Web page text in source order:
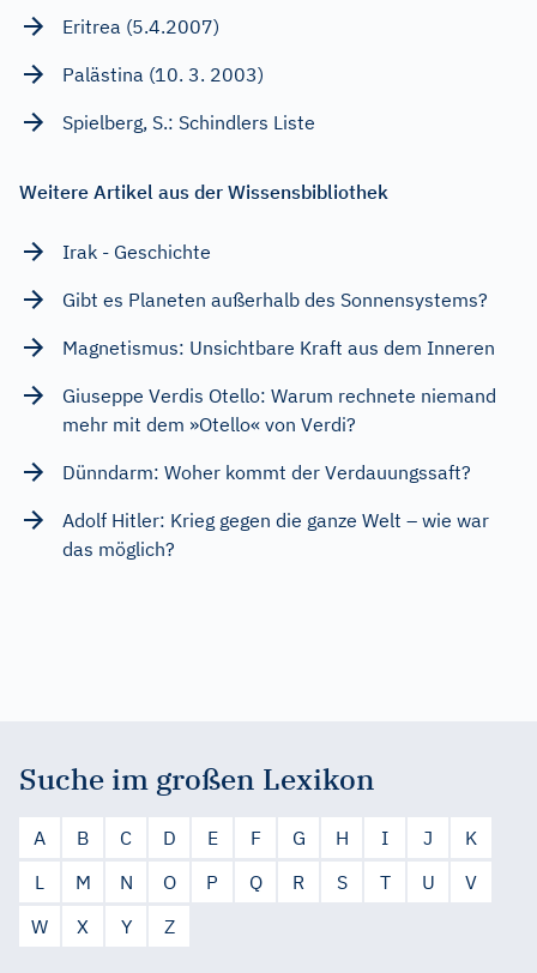
Eritrea (5.4.2007)
Palästina (10. 3. 2003)
Spielberg, S.: Schindlers Liste
Weitere Artikel aus der Wissensbibliothek
Irak - Geschichte
Gibt es Planeten außerhalb des Sonnensystems?
Magnetismus: Unsichtbare Kraft aus dem Inneren
Giuseppe Verdis Otello: Warum rechnete niemand
mehr mit dem »Otello« von Verdi?
Dünndarm: Woher kommt der Verdauungssaft?
Adolf Hitler: Krieg gegen die ganze Welt – wie war
das möglich?
Suche im großen Lexikon
A B C D E F G H I J
K
L
M N O P Q R S T U
V
W
X Y Z